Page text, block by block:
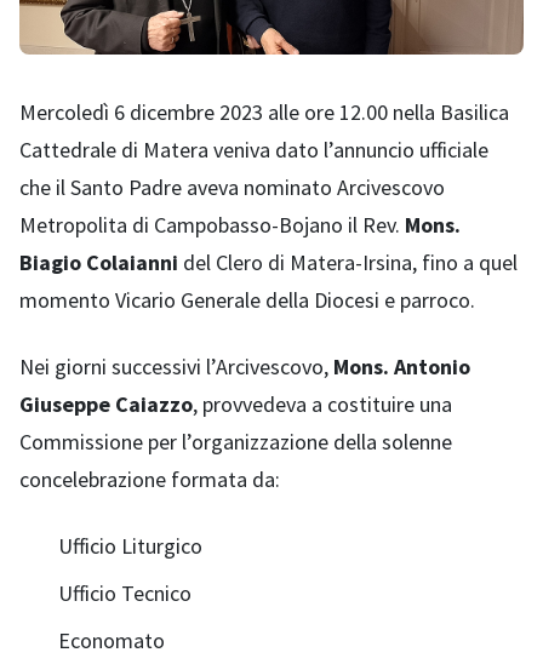
Mercoledì 6 dicembre 2023 alle ore 12.00 nella Basilica
Cattedrale di Matera veniva dato l’annuncio ufficiale
che il Santo Padre aveva nominato Arcivescovo
Metropolita di Campobasso-Bojano il Rev. Mons.
Biagio Colaianni del Clero di Matera-Irsina, fino a quel
momento Vicario Generale della Diocesi e parroco.
Nei giorni successivi l’Arcivescovo, Mons. Antonio
Giuseppe Caiazzo, provvedeva a costituire una
Commissione per l’organizzazione della solenne
concelebrazione formata da:
Ufficio Liturgico
Ufficio Tecnico
Economato